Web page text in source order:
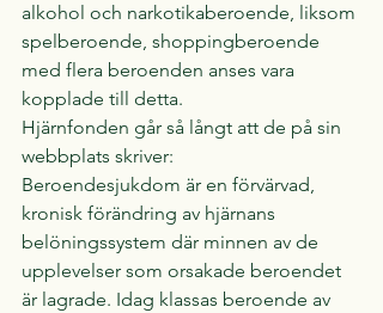
alkohol och narkotikaberoende, liksom
spelberoende, shoppingberoende
med flera beroenden anses vara
kopplade till detta.
Hjärnfonden går så långt att de på sin
webbplats skriver:
Beroendesjukdom är en förvärvad,
kronisk förändring av hjärnans
belöningssystem där minnen av de
upplevelser som orsakade beroendet
är lagrade. Idag klassas beroende av